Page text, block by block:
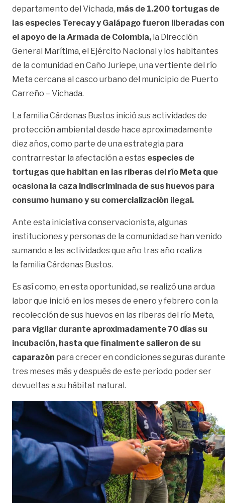
departamento del Vichada, más de 1.200 tortugas de
las especies Terecay y Galápago fueron liberadas con
el apoyo de la Armada de Colombia, la Dirección
General Marítima, el Ejército Nacional y los habitantes
de la comunidad en Caño Juriepe, una vertiente del río
Meta cercana al casco urbano del municipio de Puerto
Carreño – Vichada.
La familia Cárdenas Bustos inició sus actividades de
protección ambiental desde hace aproximadamente
diez años, como parte de una estrategia para
contrarrestar la afectación a estas especies de
tortugas que habitan en las riberas del río Meta que
ocasiona la caza indiscriminada de sus huevos para
consumo humano y su comercialización ilegal.
Ante esta iniciativa conservacionista, algunas
instituciones y personas de la comunidad se han venido
sumando a las actividades que año tras año realiza
la familia Cárdenas Bustos.
Es así como, en esta oportunidad, se realizó una ardua
labor que inició en los meses de enero y febrero con la
recolección de sus huevos en las riberas del río Meta,
para vigilar durante aproximadamente 70 días su
incubación, hasta que finalmente salieron de su
caparazón para crecer en condiciones seguras durante
tres meses más y después de este periodo poder ser
devueltas a su hábitat natural.